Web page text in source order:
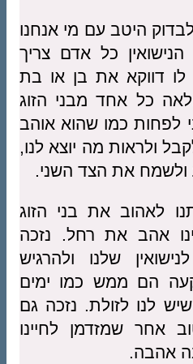
היטב עם מי אנחנו
כל אדם צריך
לו דווקא את בן או בת
כל אחד מבני הזוג
לפחות כמו שהוא אוהב
ולראות מה יוצא לנו,
את הצד השני.
לאהוב את בני הזוג
אהב את רחל. נזכה
שלנו ולהרגיש
הם ממש כמו ימים
לנו לזולת. נזכה גם
אחר שמזדמן לחיינו
אהבה.